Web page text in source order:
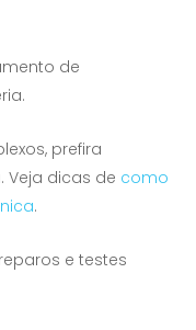
de
prefira
Veja dicas de como
.
e testes